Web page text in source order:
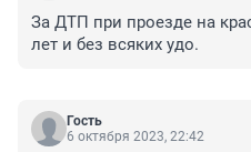
глумление над законом!!!
варта.
За ДТП при проезде на
лет и без всяких удо.
Гость
6 октября 2023, 22:42